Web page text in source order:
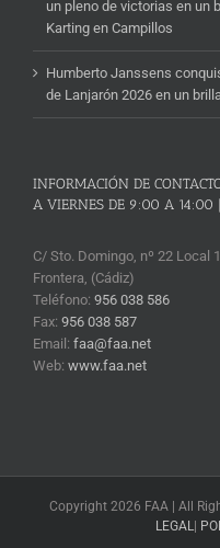
un pleno de victorias en un
Karting en Campillos
Humberto Janssens
de Lanjarón 2026 en un
INFORMACIÓN DE
A VIERNES DE 9:00 A 14:00
C/ Sto. Domingo, nº 22 Local
Frontera, (Cádiz)
Teléfono: 956 038 586
Fax: 956 038 587
Email: faa@faa.net
Web: www.faa.net
Copyright 2026 FAA | All
LEGAL |